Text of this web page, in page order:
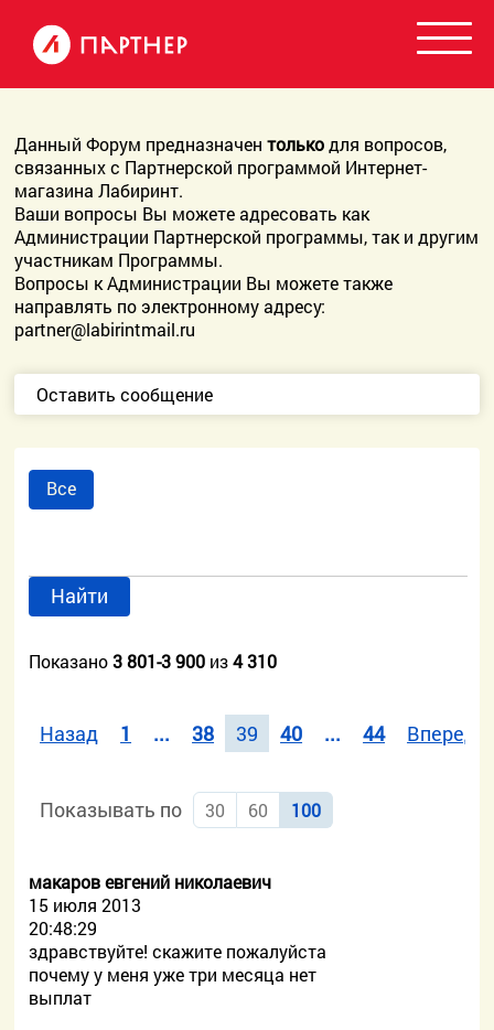
Данный Форум предназначентолькодля вопросов,
связанных с Партнерской программой Интернет-
магазина Лабиринт.
Ваши вопросы Вы можете адресовать как
Администрации Партнерской программы, так и другим
участникам Программы.
Вопросы к Администрации Вы можете также
направлять по электронному адресу:
partner@labirintmail.ru
Оставить сообщение
Все
Найти
Показано3 801-3 900 из4 310
Назад 1 ... 38 39 40 ... 44 Вперед
Показывать по 30 60 100
макаров евгений николаевич
15 июля 2013
20:48:29
здравствуйте! скажите пожалуйста
почему у меня уже три месяца нет
выплат